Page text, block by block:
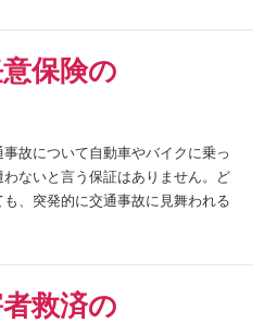
保険の
故について自動車やバイクに乗っ
ないと言う保証はありません。ど
、突発的に交通事故に見舞われる
救済の